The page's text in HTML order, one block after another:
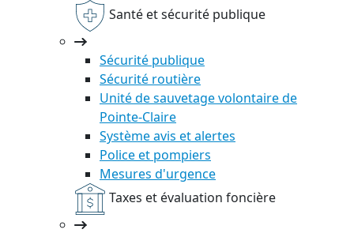
Santé et sécurité publique
Sécurité publique
Sécurité routière
Unité de sauvetage volontaire de
Pointe-Claire
Système avis et alertes
Police et pompiers
Mesures d'urgence
Taxes et évaluation foncière